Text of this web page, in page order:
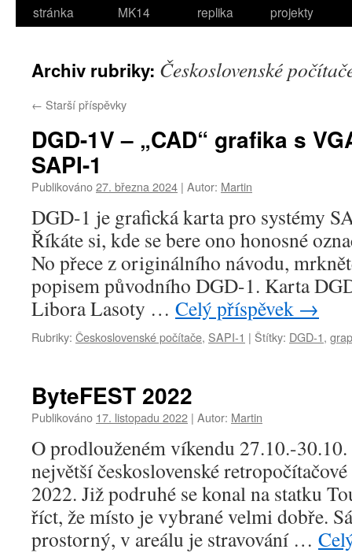
stránka
MK14
replika
projekty
Archiv rubriky: Československé
← Starší příspěvky
DGD-1V – „CAD“ grafika s
SAPI-1
Publikováno27. března 2024 | Autor: Martin
DGD-1 je grafická karta pro systémy
Říkáte si, kde se bere ono honosné
No přece z originálního návodu,
popisem původního DGD-1. Karta
Libora Lasoty … Celý příspěvek →
Rubriky: Československé počítače, SAPI-1 | Štítky: DGD-1,
ByteFEST 2022
Publikováno 17. listopadu 2022 | Autor: Martin
O prodlouženém víkendu 27.10.-
největší československé
2022. Již podruhé se konal na statku
říct, že místo je vybrané velmi dobře.
prostorný, v areálu je stravování …